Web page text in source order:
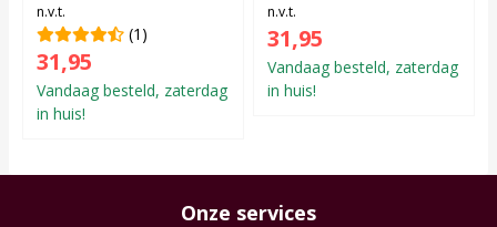
n.v.t.
(1)
31,95
Vandaag besteld, zaterdag
in huis!
n.v.t.
31,95
Vandaag besteld, zaterdag
in huis!
Onze services